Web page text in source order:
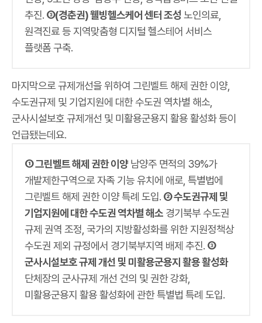
추진. ③(경춘권) 웰빙헬스케어 센터 조성 노인의료,
원격진료 등 지역맞춤형 디지털 헬스테어 서비스
플랫폼 구축.
마지막으로 규제개선을 위하여 그린벨트 해제 권한 이양,
수도권규제 및 기업지원에 대한 수도권 역차별 해소,
군사시설보호 규제개선 및 미활용군용지 활용 활성화 등이
언급됐는데요.
① 그린벨트 해제 권한 이양남양주 면적의 39%가
개발제한구역으로 자족 기능 유치에 애로, 특별법에
그린벨트 해제 권한 이양 특례 도입. ② 수도권규제 및
기업지원에 대한 수도권 역차별 해소 경기북부 수도권
규제 권역 조정, 국가의 지방활성화를 위한 지원정책상
수도권 제외 규정에서 경기북부지역 배제 추진. ③
군사시설보호 규제 개선 및 미활용군용지 활용 활성화
단체장의 군사규제 개선 건의 및 권한 강화,
미활용군용지 활용 활성화에 관한 특별법 특례 도입.